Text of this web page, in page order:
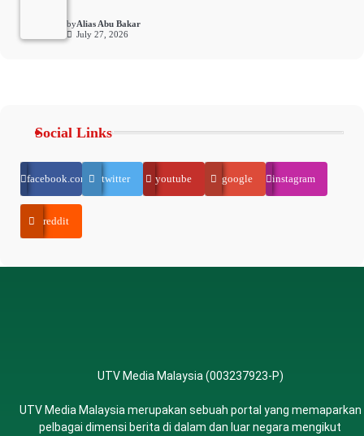
byAlias Abu Bakar
July 27, 2026
Social Links
facebook.com twitter youtube google instagram
reddit
UTV Media Malaysia (003237923-P)
UTV Media Malaysia merupakan sebuah portal yang memaparkan
pelbagai dimensi berita di dalam dan luar negara mengikut